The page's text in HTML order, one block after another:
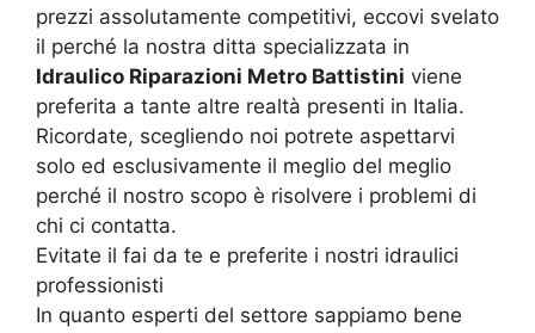
prezzi assolutamente competitivi, eccovi svelato
il perché la nostra ditta specializzata in
Idraulico Riparazioni Metro Battistini viene
preferita a tante altre realtà presenti in Italia.
Ricordate, scegliendo noi potrete aspettarvi
solo ed esclusivamente il meglio del meglio
perché il nostro scopo è risolvere i problemi di
chi ci contatta.
Evitate il fai da te e preferite i nostri idraulici
professionisti
In quanto esperti del settore sappiamo bene